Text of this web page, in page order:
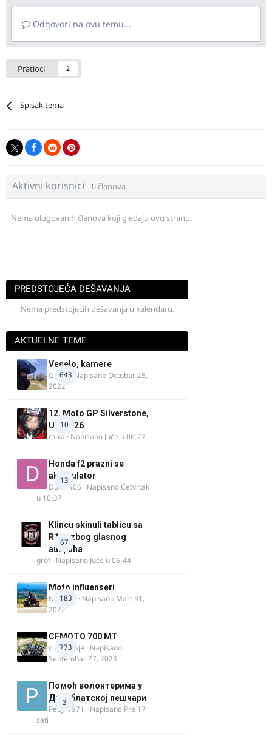
Odgovori na ovu temu...
Pratioci 2
Spisak tema
Aktivni korisnici 0 članova
Nema ulogovanih članova koji gledaju ovu stranu.
PREDSTOJEĆA DEŠAVANJA
Nema predstojećih dešavanja u kalendaru.
AKTUELNE TEME
643
Veselo, kamere
GR 46· NapisanoOctobar 25,
2022
10
12. Moto GP Silverstone,
UK, 2026
mixa · Napisano Juče u 06:27
13
Honda f2 prazni se
akomulator
Dule1406 · NapisanoČetvrtak
u 10:37
67
Klincu skinuli tablicu sa
R125 zbog glasnog
auspuha
grof· Napisano Juče u 06:44
183
Moto influenseri
Nolanka · Napisano Mart 31,
2022
773
CFMOTO 700 MT
cika miloje · Napisano
Septembar 27, 2023
3
Помоћ волонтерима у
Делиблатској пешчари
Pedja1971 · Napisano Pre 17
sati